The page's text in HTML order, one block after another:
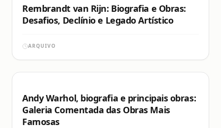
Rembrandt van Rijn: Biografia e Obras:
Desafios, Declínio e Legado Artístico
ARQUIVO
Andy Warhol, biografia e principais obras:
Galeria Comentada das Obras Mais
Famosas